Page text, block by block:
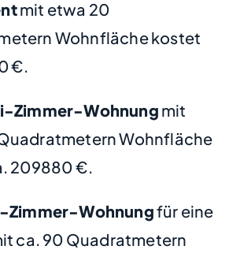
mit etwa 20
Wohnfläche kostet
€.
Zimmer-Wohnung mit
Wohnfläche
209880 €.
Zimmer-Wohnungfür eine
ca. 90 Quadratmetern